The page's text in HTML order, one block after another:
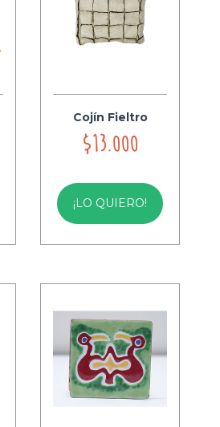
Cojín Fieltro
$13.000
¡LO QUIERO!